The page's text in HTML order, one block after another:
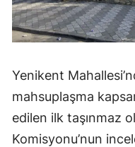
Yenikent
mahsuplaşma
edilen ilk taşınmaz
Komisyonu’nun